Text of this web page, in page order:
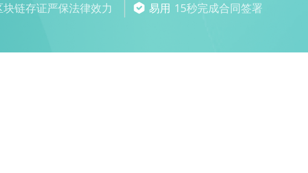
块链存证严保法律效力 易用 15秒完成合同签署